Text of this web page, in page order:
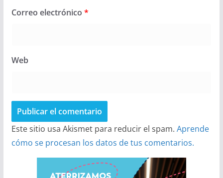
Correo electrónico *
Web
Este sitio usa Akismet para reducir el spam. Aprende
cómo se procesan los datos de tus comentarios.